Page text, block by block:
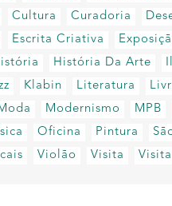
Cultura Curadoria
Escrita Criativa
História Da Arte
Klabin Literatura
Modernismo MPB
Oficina Pintura
Violão Visita